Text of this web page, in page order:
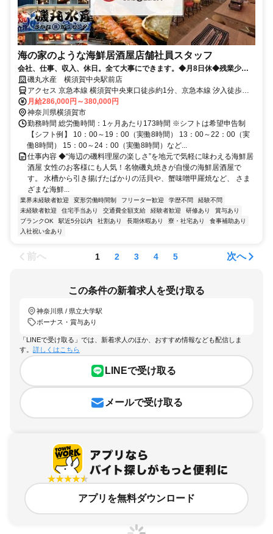
海の家のような海鮮居酒屋店舗社員スタッフ
会社、仕事、収入、休日。全て大事にできます。◆月8日休◆残業少な
め◆入社祝金30～50万円
磯丸水産 横須賀中央駅前店
アクセス 京急本線 横須賀中央東口徒歩約1分、京急本線 汐入徒歩約
14分、京急本線 県立大学徒歩約22分
月給286,000円～380,000円
神奈川県横須賀市
勤務時間 総労働時間：1ヶ月あたり173時間 ※シフトは希望申告制
【シフト例】 10：00～19：00（実働8時間） 13：00～22：00（実
働8時間） 15：00～24：00（実働8時間）など...
仕事内容 ◆“海辺の磯料理屋の楽しさ”を地元で気軽に味わえる海鮮居
酒屋 女性のお客様にも人気！名物磯丸焼きが自慢の海鮮居酒屋で
す。 水槽から引き揚げたばかりの活貝や、蟹味噌甲羅焼など、 さま
ざまな海鮮...
業界未経験者歓迎 変形労働時間制 フリーター歓迎 学歴不問
経験不問
未経験者歓迎
住宅手当あり 交通費全額支給 経験者歓迎 研修あり
賞与あり
ブランクOK
駅近5分以内 社割あり 長期休暇あり 寮・社宅あり
食事補助あり
入社祝い金あり
前へ 1 2 3 4 5 次へ
この条件の新着求人を受け取る
神奈川県 / 県立大学駅
ボーナス・賞与あり
「LINEで受け取る」では、新着求人のほか、おすすめ情報なども配信しま
す。 詳しくはこちら
LINEで受け取る
メールで受け取る
アプリを無料ダウンロード